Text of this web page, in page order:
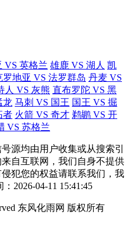
VS 英格兰 雄鹿 VS 湖人 凯
罗地亚 VS 法罗群岛 丹麦 VS
人 VS 灰熊 直布罗陀 VS 黑
龙 马刺 VS 国王 国王 VS 掘
者 火箭 VS 奇才 鹈鹕 VS 开
VS 苏格兰
源均由用户收集或从搜索引
自互联网，我们自身不提供
犯您的权益请联系我们，我
2026-04-11 15:41:45
东风化雨网 版权所有